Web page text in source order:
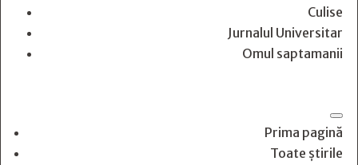
Culise
Jurnalul Universitar
Omul saptamanii
Prima pagină
Toate știrile